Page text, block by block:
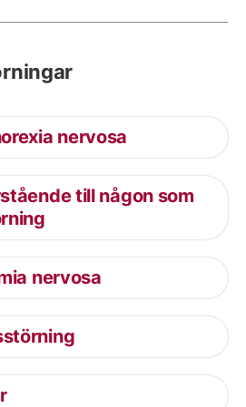
nervosa
till någon som
nervosa